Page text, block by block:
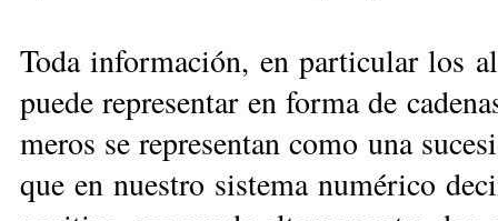
To­da in­for­ma­ción, en par­ti­cu­lar los
pue­de re­pre­sen­tar en for­ma de
me­ros se re­pre­sen­tan co­mo una
que en nues­tro sis­te­ma nu­mé­ri­co